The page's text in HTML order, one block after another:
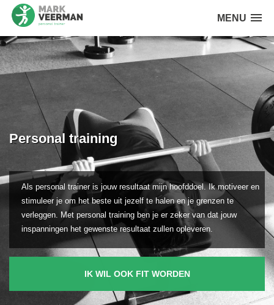
MENU
Personal training
Als personal trainer is jouw resultaat mijn hoofddoel. Ik motiveer en
stimuleer je om het beste uit jezelf te halen en je grenzen te
verleggen. Met personal training ben je er zeker van dat jouw
inspanningen het gewenste resultaat zullen opleveren.
IK WIL OOK FIT WORDEN